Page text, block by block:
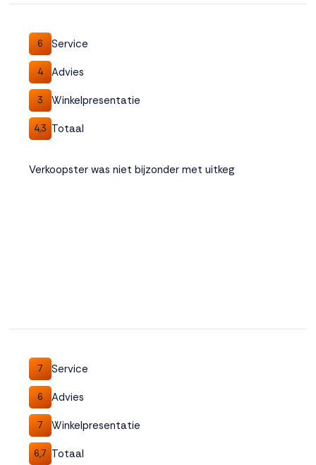
6 Service
4 Advies
3 Winkelpresentatie
4,3 Totaal
Verkoopster was niet bijzonder met uitkeg
7 Service
6 Advies
7 Winkelpresentatie
6,7 Totaal